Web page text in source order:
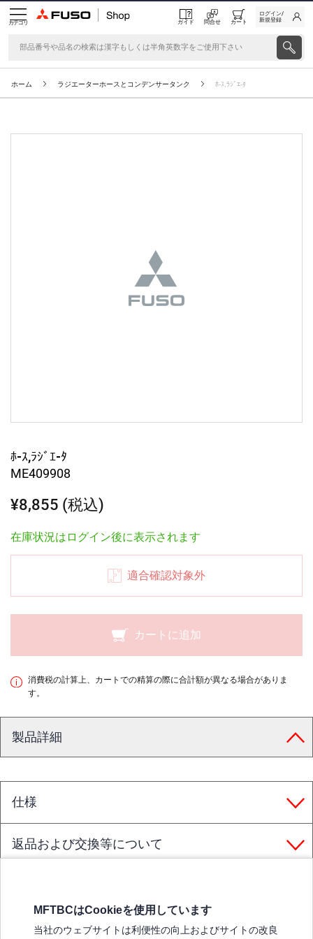
カテゴリ ガイド 問合せ カート
ログイン/
新規登録
ホーム ラジエーターホースとコンデンサータンク ﾎ-ｽ,ﾗｼﾞｴ-ﾀ
ﾎ-ｽ,ﾗｼﾞｴ-ﾀ
ME409908
¥8,855 (税込)
在庫状況はログイン後に表示されます
適合確認対象外
カートに追加
消費税の計算上、カートでの精算の際に合計額が異なる場合がありま
す。
製品詳細
仕様
返品および交換等について
MFTBCはCookieを使用しています
当社のウェブサイトは利便性の向上およびサイトの改良